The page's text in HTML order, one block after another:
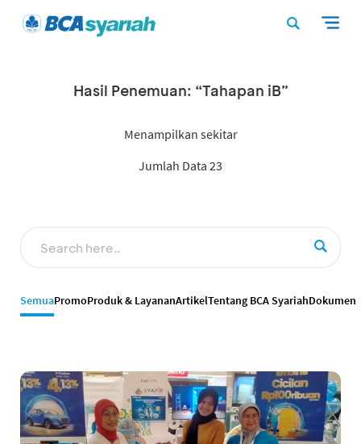
Hasil Penemuan: “Tahapan iB”
Menampilkan sekitar
Jumlah Data 23
SemuaPromoProduk & LayananArtikelTentang BCA SyariahDokumen